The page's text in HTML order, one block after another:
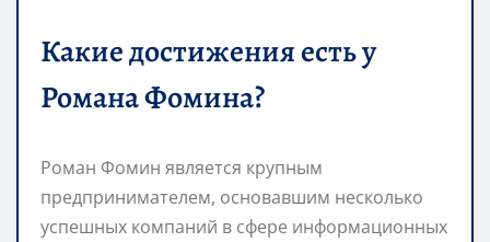
Какие достижения есть у
Романа Фомина?
Роман Фомин является крупным
предпринимателем, основавшим несколько
успешных компаний в сфере информационных